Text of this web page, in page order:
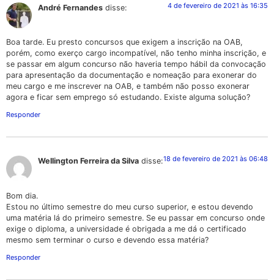
André Fernandes disse: 4 de fevereiro de 2021 às 16:35
Boa tarde. Eu presto concursos que exigem a inscrição na OAB,
porém, como exerço cargo incompatível, não tenho minha inscrição, e
se passar em algum concurso não haveria tempo hábil da convocação
para apresentação da documentação e nomeação para exonerar do
meu cargo e me inscrever na OAB, e também não posso exonerar
agora e ficar sem emprego só estudando. Existe alguma solução?
Responder
Wellington Ferreira da Silva disse:18 de fevereiro de 2021 às 06:48
Bom dia.
Estou no último semestre do meu curso superior, e estou devendo
uma matéria lá do primeiro semestre. Se eu passar em concurso onde
exige o diploma, a universidade é obrigada a me dá o certificado
mesmo sem terminar o curso e devendo essa matéria?
Responder